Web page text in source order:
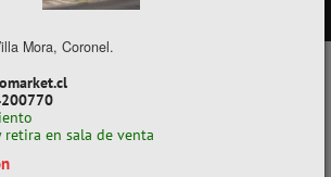
Mora, Coronel.
en sala de venta
PRODUCTOS